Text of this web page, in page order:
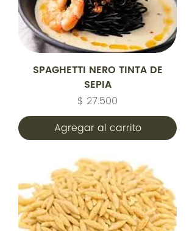
SPAGHETTI NERO TINTA DE
SEPIA
Precio
$ 27.500
Agregar al carrito